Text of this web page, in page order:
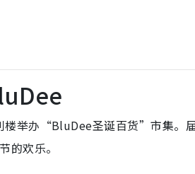
楼举办“BluDee圣诞百货”市集。
的欢乐。